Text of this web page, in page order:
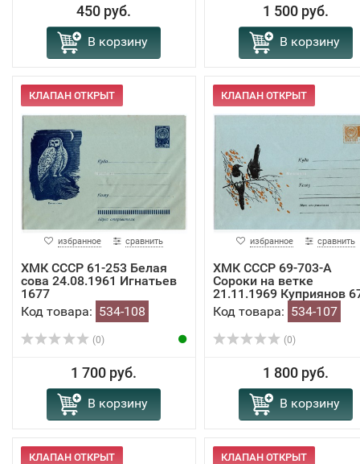
450 руб.
В корзину
1 500 руб.
В корзину
КЛАПАН ОТКРЫТ
избранное сравнить
ХМК СССР 61-253 Белая
сова 24.08.1961 Игнатьев
1677
Код товара: 534-108
(0)
1 700 руб.
В корзину
КЛАПАН ОТКРЫТ
избранное сравнить
ХМК СССР 69-703-А
Сороки на ветке
21.11.1969 Куприянов
Код товара: 534-107
(0)
1 800 руб.
В корзину
КЛАПАН ОТКРЫТ КЛАПАН ОТКРЫТ